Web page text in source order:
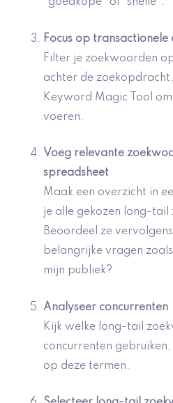
“goedkope” of “snelle”.
Focus op transactionele
Filter je zoekwoorden
achter de
Keyword Magic Tool
voeren.
Voeg relevante
spreadsheet
Maak een overzicht in
je alle gekozen long-
Beoordeel ze
belangrijke vragen
mijn publiek?
Analyseer concurrenten
Kijk welke long-tail
concurrenten
op deze termen.